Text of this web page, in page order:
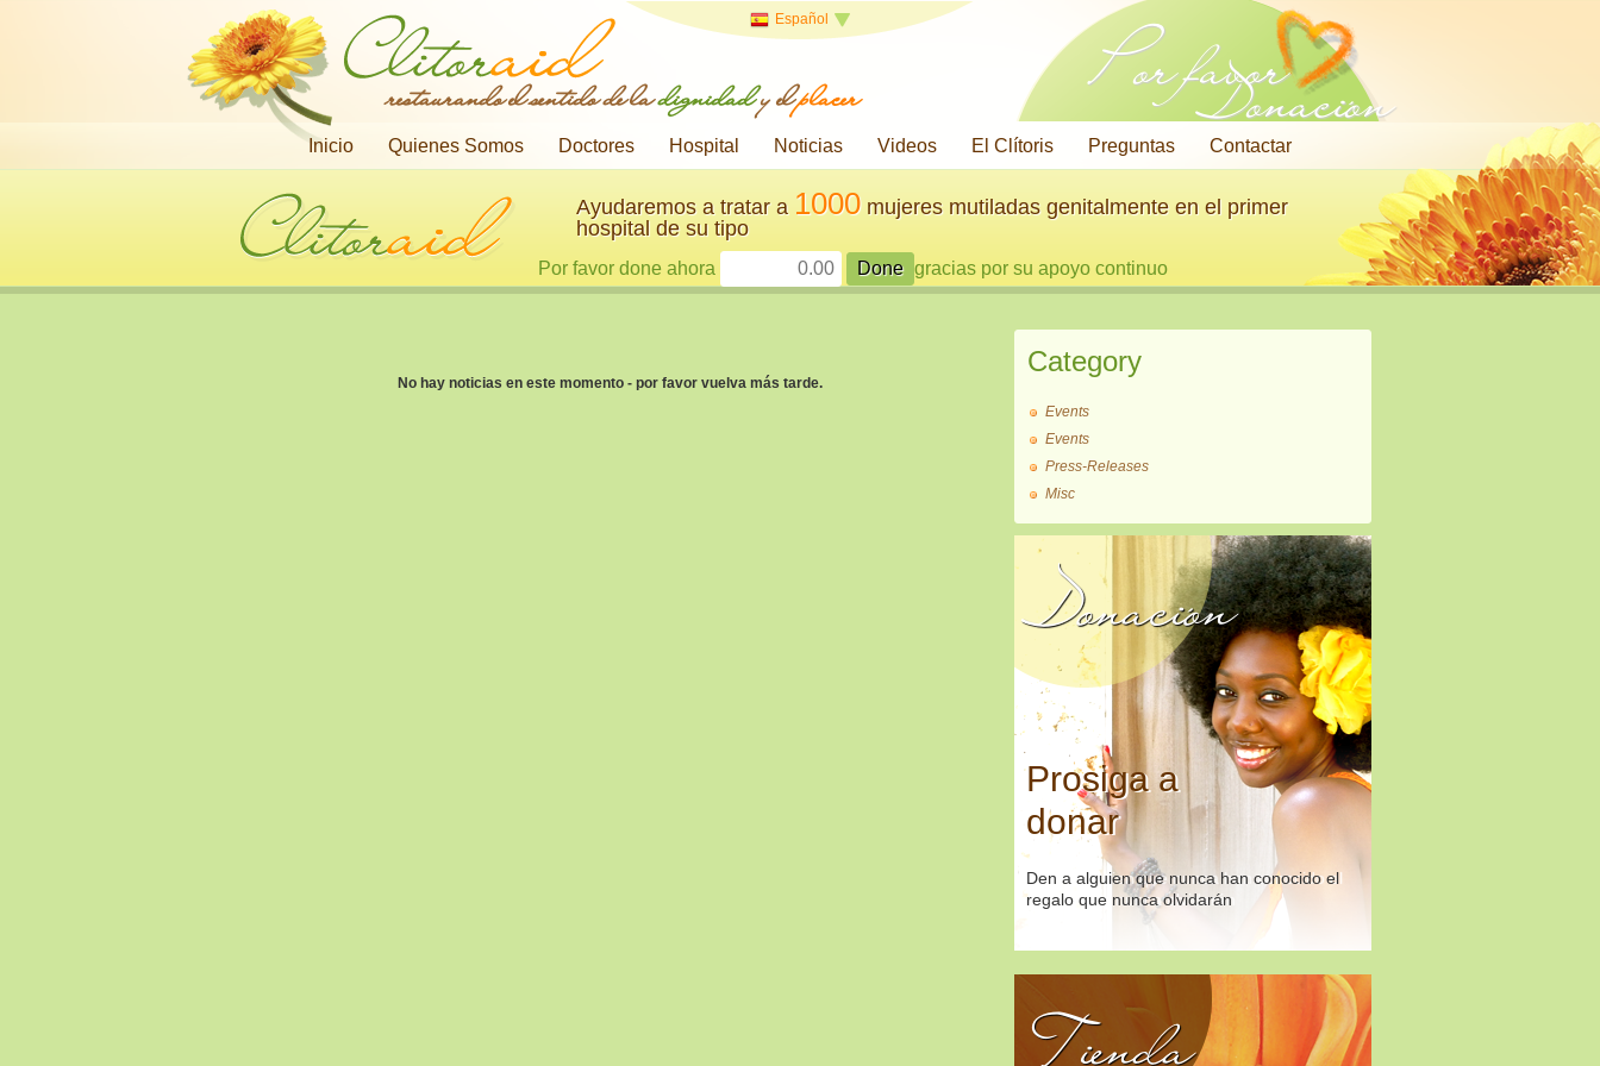
Español
restaurando el sentido de ladignidady elplacer Por favorDonación
Inicio Quienes Somos Doctores Hospital Noticias Videos El Clítoris Preguntas Contactar
Ayudaremos a tratar a 1000mujeres mutiladas genitalmente en el primer
hospital de su tipo
Por favor done ahora gracias por su apoyo continuo
No hay noticias en este momento - por favor vuelva más tarde.
Category
Events
Events
Press-Releases
Misc
Donación
Prosiga a
donar
Den a alguien que nunca han conocido el
regalo que nunca olvidarán
Tienda